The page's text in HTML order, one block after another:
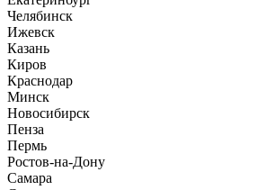
Челябинск
Ижевск
Казань
Киров
Краснодар
Минск
Новосибирск
Пенза
Пермь
Ростов-на-Дону
Самара